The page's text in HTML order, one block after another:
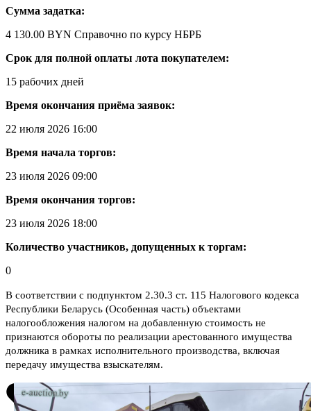
Сумма задатка:
4 130.00 BYN Справочно по курсу НБРБ
Срок для полной оплаты лота покупателем:
15 рабочих дней
Время окончания приёма заявок:
22 июля 2026 16:00
Время начала торгов:
23 июля 2026 09:00
Время окончания торгов:
23 июля 2026 18:00
Количество участников, допущенных к торгам:
0
В соответствии с подпунктом 2.30.3 ст. 115 Налогового кодекса
Республики Беларусь (Особенная часть) объектами
налогообложения налогом на добавленную стоимость не
признаются обороты по реализации арестованного имущества
должника в рамках исполнительного производства, включая
передачу имущества взыскателям.